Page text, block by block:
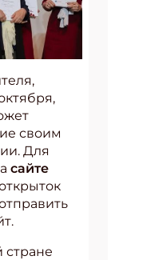
своим
Для
сайте
стране